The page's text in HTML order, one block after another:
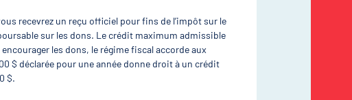
recevrez un reçu officiel pour fins de l’impôt sur le
sur les dons. Le crédit maximum admissible
les dons, le régime fiscal accorde aux
$ déclarée pour une année donne droit à un crédit
$.